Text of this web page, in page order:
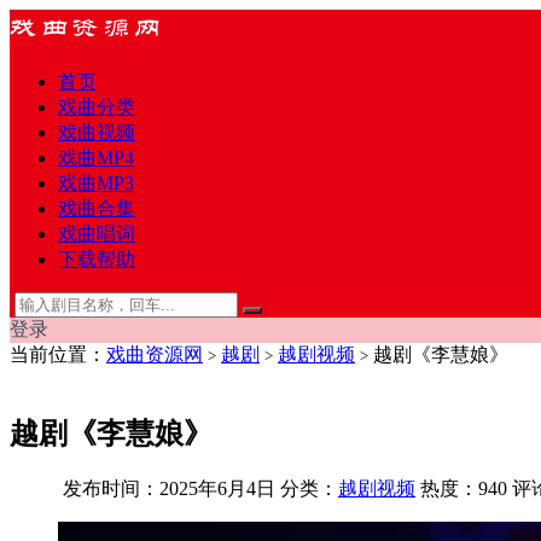
首页
戏曲分类
戏曲视频
戏曲MP4
戏曲MP3
戏曲合集
戏曲唱词
下载帮助
登录
当前位置： 戏曲资源网 > 越剧 > 越剧视频 > 越剧《李慧娘》
越剧《李慧娘》
发布时间：2025年6月4日 分类： 越剧视频 热度：940 评